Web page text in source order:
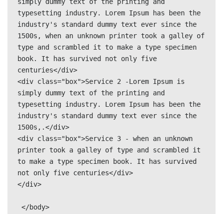
simply dummy text of the printing and
typesetting industry. Lorem Ipsum has been the
industry's standard dummy text ever since the
1500s, when an unknown printer took a galley of
type and scrambled it to make a type specimen
book. It has survived not only five
centuries</div>
<div class="box">Service 2 -Lorem Ipsum is
simply dummy text of the printing and
typesetting industry. Lorem Ipsum has been the
industry's standard dummy text ever since the
1500s,.</div>
<div class="box">Service 3 - when an unknown
printer took a galley of type and scrambled it
to make a type specimen book. It has survived
not only five centuries</div>
</div>